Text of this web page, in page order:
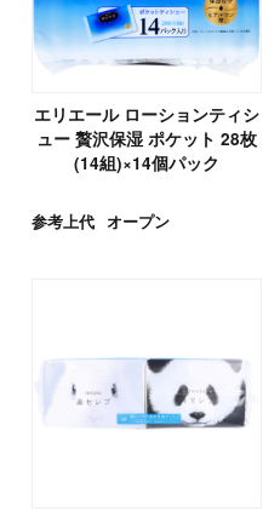
エリエール ローションティシ
ュー 贅沢保湿 ポケット 28枚
(14組)×14個パック
参考上代 オープン